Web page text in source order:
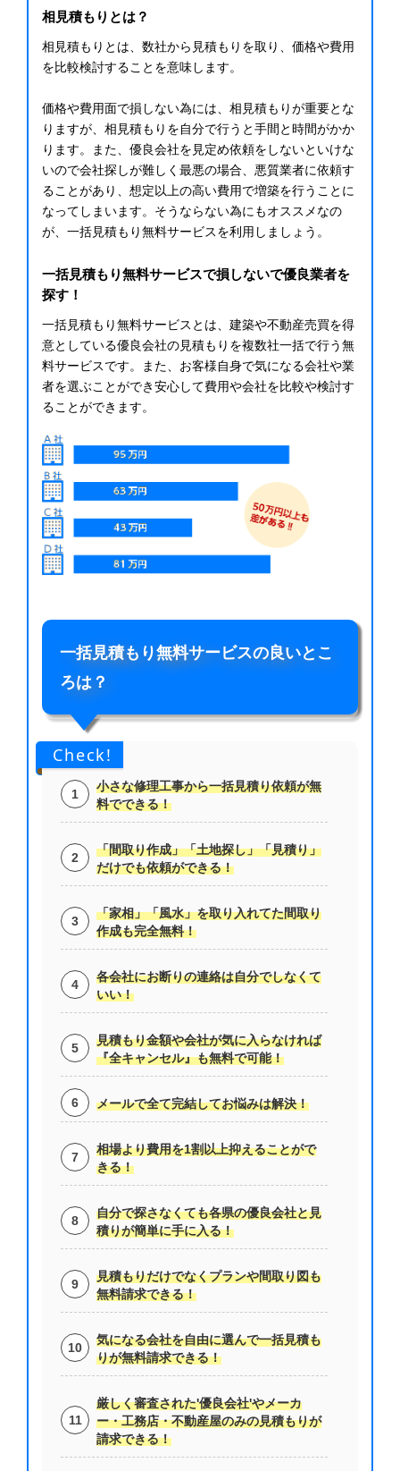
相見積もりとは？
相見積もりとは、数社から見積もりを取り、価格や費用
を比較検討することを意味します。
価格や費用面で損しない為には、相見積もりが重要とな
りますが、相見積もりを自分で行うと手間と時間がかか
ります。また、優良会社を見定め依頼をしないといけな
いので会社探しが難しく最悪の場合、悪質業者に依頼す
ることがあり、想定以上の高い費用で増築を行うことに
なってしまいます。そうならない為にもオススメなの
が、一括見積もり無料サービスを利用しましょう。
一括見積もり無料サービスで損しないで優良業者を
探す！
一括見積もり無料サービスとは、建築や不動産売買を得
意としている優良会社の見積もりを複数社一括で行う無
料サービスです。また、お客様自身で気になる会社や業
者を選ぶことができ安心して費用や会社を比較や検討す
ることができます。
一括見積もり無料サービスの良いとこ
ろは？
Check!
小さな修理工事から一括見積り依頼が無
料でできる！
「間取り作成」「土地探し」「見積り」
だけでも依頼ができる！
「家相」「風水」を取り入れてた間取り
作成も完全無料！
各会社にお断りの連絡は自分でしなくて
いい！
見積もり金額や会社が気に入らなければ
『全キャンセル』も無料で可能！
メールで全て完結してお悩みは解決！
相場より費用を1割以上抑えることがで
きる！
自分で探さなくても各県の優良会社と見
積りが簡単に手に入る！
見積もりだけでなくプランや間取り図も
無料請求できる！
気になる会社を自由に選んで一括見積も
りが無料請求できる！
厳しく審査された'優良会社'やメーカ
ー・工務店・不動産屋のみの見積もりが
請求できる！